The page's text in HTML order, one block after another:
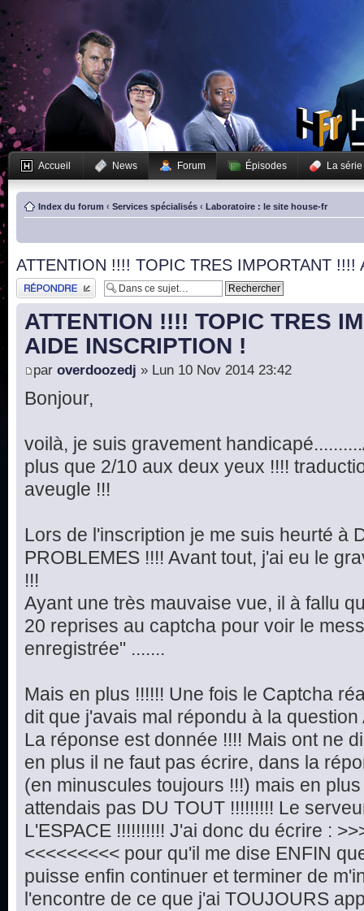
Accueil News Forum Épisodes La série
Index du forum ‹ Services spécialisés ‹ Laboratoire : le site house-fr
ATTENTION !!!! TOPIC TRES IMPORTANT !!!!
Publier une réponse
ATTENTION !!!! TOPIC TRES
AIDE INSCRIPTION !
par overdoozedj » Lun 10 Nov 2014 23:42
Bonjour,
voilà, je suis gravement
plus que 2/10 aux deux yeux !!!!
aveugle !!!
Lors de l'inscription je me suis heurté à
PROBLEMES !!!! Avant tout, j'ai eu le
!!!
Ayant une très mauvaise vue, il à fallu
20 reprises au captcha pour voir le
enregistrée" .......
Mais en plus !!!!!! Une fois le Captcha
dit que j'avais mal répondu à la question
La réponse est donnée !!!! Mais ont ne
en plus il ne faut pas écrire, dans la
(en minuscules toujours !!!) mais en
attendais pas DU TOUT !!!!!!!!! Le
L'ESPACE !!!!!!!!!! J'ai donc du écrire :
<<<<<<<<< pour qu'il me dise ENFIN
puisse enfin continuer et terminer de
l'encontre de ce que j'ai TOUJOURS